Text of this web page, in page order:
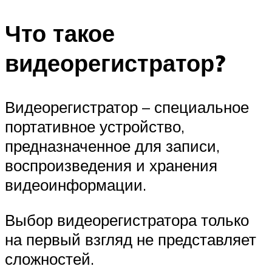
Что такое
видеорегистратор?
Видеорегистратор – специальное
портативное устройство,
предназначенное для записи,
воспроизведения и хранения
видеоинформации.
Выбор видеорегистратора только
на первый взгляд не представляет
сложностей.